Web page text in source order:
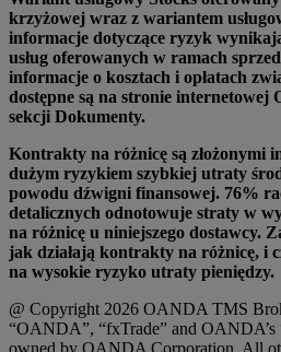
krzyżowej wraz z wariantem
informacje dotyczące ryzyk
usług oferowanych w ramach
informacje o kosztach i opłatach
dostępne są na stronie
sekcji Dokumenty.
Kontrakty na różnicę są złożonymi
dużym ryzykiem szybkiej utraty
powodu dźwigni finansowej. 76%
detalicznych odnotowuje straty w
na różnicę u niniejszego dostawcy.
jak działają kontrakty na różnicę, i
na wysokie ryzyko utraty pieniędzy.
@ Copyright 2026 OANDA TMS
“OANDA”, “fxTrade” and OANDA’s